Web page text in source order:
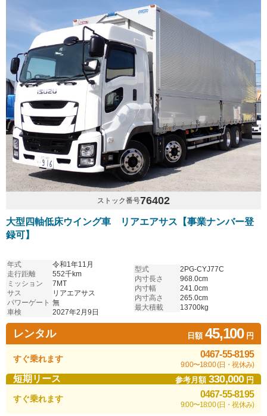
ストック番号76402
大型四軸低床ウイング車 リアエアサス【事業ナンバー登
録可】
年式
令和1年11月
走行距離
552千km
ミッション
7MT
サス
リアエアサス
パワーゲート 無
車検
2027年2月9日
型式
2PG-CYJ77C
内寸長さ
968.0cm
内寸幅
241.0cm
内寸高さ
265.0cm
最大積載
13700kg
レンタル 日額45,100円
すぐ乗れます 0467-55-8195
9:00〜18:00 (日・祝休み)
短期リース 参考月額330,000円
すぐ乗れます 0467-55-8195
9:00〜18:00 (日・祝休み)